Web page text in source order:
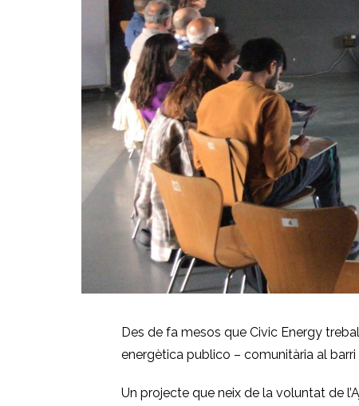
Des de fa mesos que Civic Energy
energètica publico – comunitària al barri
Un projecte que neix de la voluntat de